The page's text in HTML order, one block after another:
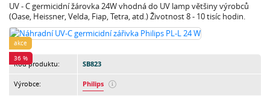
UV - C germicidní žárovka 24W vhodná do UV lamp většiny výrobců
(Oase, Heissner, Velda, Fiap, Tetra, atd.) Životnost 8 - 10 tisíc hodin.
akce
36 %
Kód produktu: SB823
Výrobce: Philips